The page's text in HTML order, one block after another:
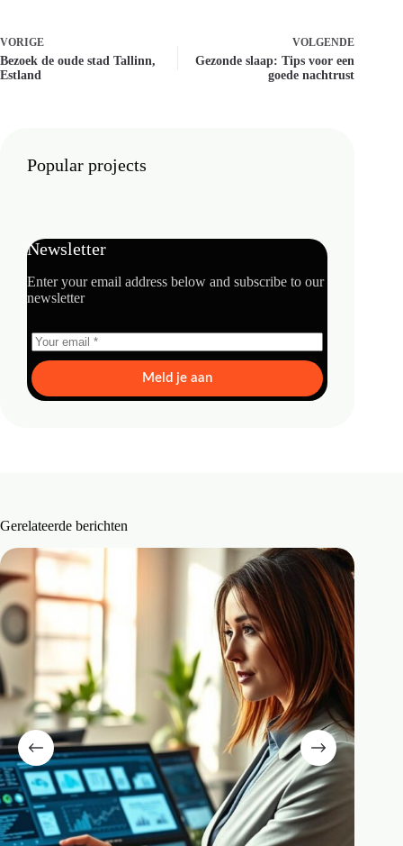
VORIGE
Bezoek de oude stad Tallinn,
Estland
VOLGENDE
Gezonde slaap: Tips voor een
goede nachtrust
Popular projects
Newsletter
Enter your email address below and subscribe to our
newsletter
Meld je aan
Gerelateerde berichten